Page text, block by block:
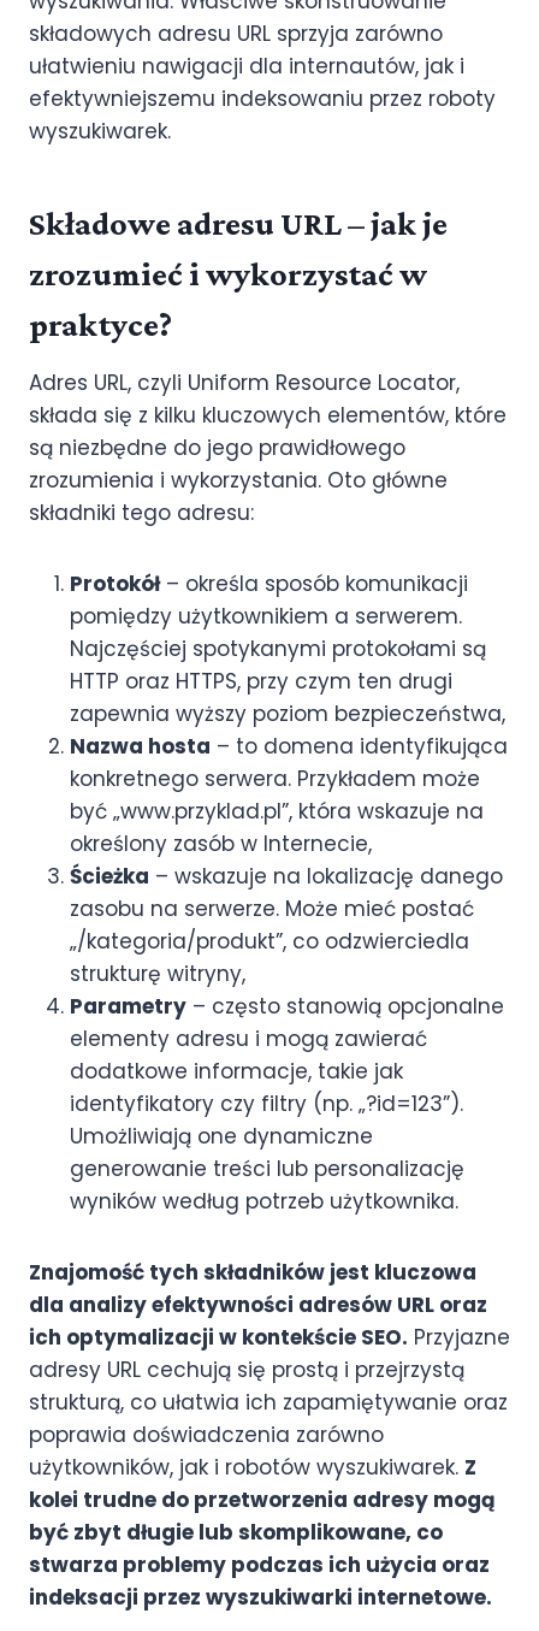
składowych adresu URL sprzyja zarówno
ułatwieniu nawigacji dla internautów, jak i
efektywniejszemu indeksowaniu przez roboty
wyszukiwarek.
Składowe adresu URL – jak je
zrozumieć i wykorzystać w
praktyce?
Adres URL, czyli Uniform Resource Locator,
składa się z kilku kluczowych elementów, które
są niezbędne do jego prawidłowego
zrozumienia i wykorzystania. Oto główne
składniki tego adresu:
Protokół– określa sposób komunikacji
pomiędzy użytkownikiem a serwerem.
Najczęściej spotykanymi protokołami są
HTTP oraz HTTPS, przy czym ten drugi
zapewnia wyższy poziom bezpieczeństwa,
Nazwa hosta – to domena identyfikująca
konkretnego serwera. Przykładem może
być „www.przyklad.pl”, która wskazuje na
określony zasób w Internecie,
Ścieżka – wskazuje na lokalizację danego
zasobu na serwerze. Może mieć postać
„/kategoria/produkt”, co odzwierciedla
strukturę witryny,
Parametry – często stanowią opcjonalne
elementy adresu i mogą zawierać
dodatkowe informacje, takie jak
identyfikatory czy filtry (np. „?id=123”).
Umożliwiają one dynamiczne
generowanie treści lub personalizację
wyników według potrzeb użytkownika.
Znajomość tych składników jest kluczowa
dla analizy efektywności adresów URL oraz
ich optymalizacji w kontekście SEO. Przyjazne
adresy URL cechują się prostą i przejrzystą
strukturą, co ułatwia ich zapamiętywanie oraz
poprawia doświadczenia zarówno
użytkowników, jak i robotów wyszukiwarek. Z
kolei trudne do przetworzenia adresy mogą
być zbyt długie lub skomplikowane, co
stwarza problemy podczas ich użycia oraz
indeksacji przez wyszukiwarki internetowe.